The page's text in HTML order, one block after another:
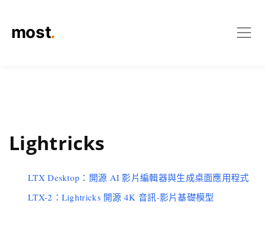
Lightricks
LTX Desktop：開源 AI 影片編輯器與生成桌面應用程式
LTX-2：Lightricks 開源 4K 音訊-影片基礎模型